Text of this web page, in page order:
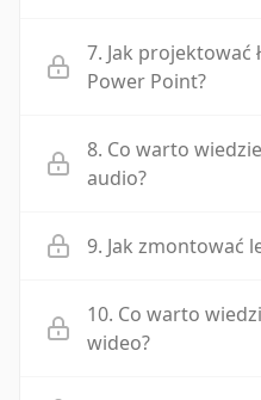
7. Jak projektować
Power Point?
8. Co warto
audio?
9. Jak zmontować
10. Co warto
wideo?